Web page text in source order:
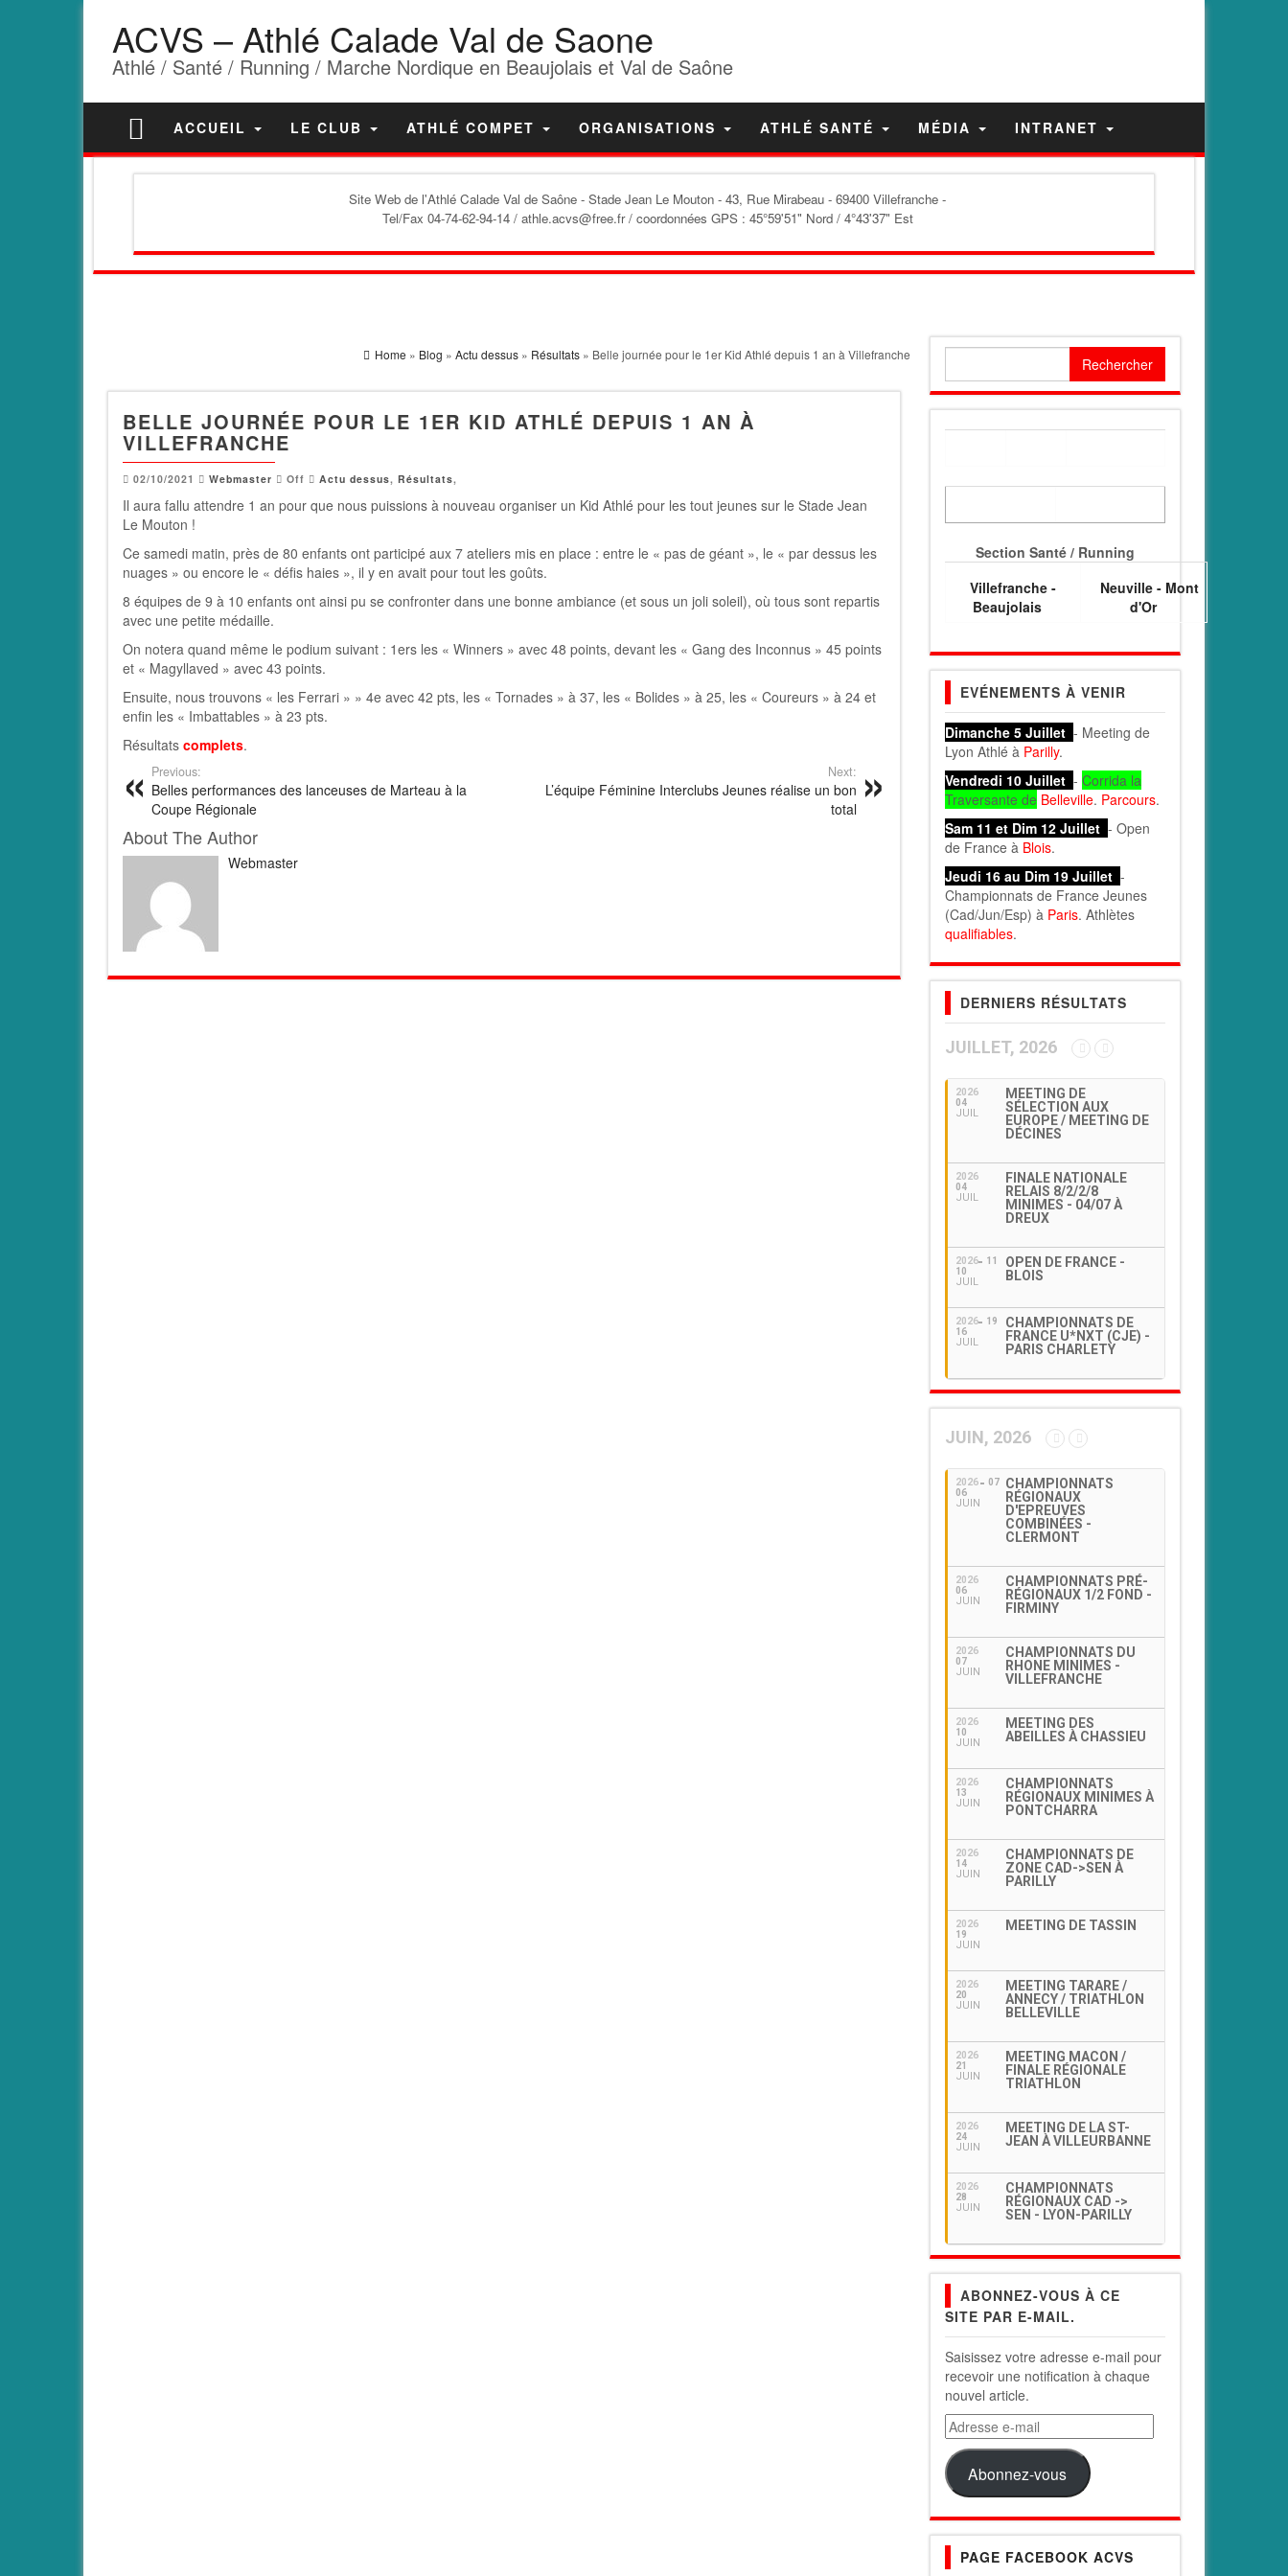
ACVS – Athlé Calade Val de Saone
Athlé / Santé / Running / Marche Nordique en Beaujolais et Val de Saône
ACCUEIL LE CLUB ATHLÉ COMPET ORGANISATIONS ATHLÉ SANTÉ MÉDIA INTRANET
Site Web de l'Athlé Calade Val de Saône - Stade Jean Le Mouton - 43, Rue Mirabeau - 69400 Villefranche -
Tel/Fax 04-74-62-94-14 / athle.acvs@free.fr / coordonnées GPS : 45°59'51" Nord / 4°43'37" Est
Home » Blog » Actu dessus» Résultats» Belle journée pour le 1er Kid Athlé depuis 1 an à Villefranche
BELLE JOURNÉE POUR LE 1ER KID ATHLÉ DEPUIS 1 AN À
VILLEFRANCHE
02/10/2021 Webmaster Off Actu dessus, Résultats,
Il aura fallu attendre 1 an pour que nous puissions à nouveau organiser un Kid Athlé pour les tout jeunes sur le Stade Jean
Le Mouton !
Ce samedi matin, près de 80 enfants ont participé aux 7 ateliers mis en place : entre le « pas de géant », le « par dessus les
nuages » ou encore le « défis haies », il y en avait pour tout les goûts.
8 équipes de 9 à 10 enfants ont ainsi pu se confronter dans une bonne ambiance (et sous un joli soleil), où tous sont repartis
avec une petite médaille.
On notera quand même le podium suivant : 1ers les « Winners » avec 48 points, devant les « Gang des Inconnus » 45 points
et « Magyllaved » avec 43 points.
Ensuite, nous trouvons « les Ferrari » » 4e avec 42 pts, les « Tornades » à 37, les « Bolides » à 25, les « Coureurs » à 24 et
enfin les « Imbattables » à 23 pts.
Résultats complets.
Previous:
Belles performances des lanceuses de Marteau à la
Coupe Régionale
Next:
L’équipe Féminine Interclubs Jeunes réalise un bon
total
About The Author
Webmaster
Section Santé / Running
Villefranche -
Beaujolais
Neuville - Mont
d'Or
EVÉNEMENTS À VENIR
Dimanche 5 Juillet - Meeting de
Lyon Athlé à Parilly.
Vendredi 10 Juillet - Corrida la
Traversante de Belleville. Parcours.
Sam 11 et Dim 12 Juillet - Open
de France à Blois.
Jeudi 16 au Dim 19 Juillet -
Championnats de France Jeunes
(Cad/Jun/Esp) à Paris. Athlètes
qualifiables.
DERNIERS RÉSULTATS
JUILLET, 2026
2026
04
JUIL
MEETING DE
SÉLECTION AUX
EUROPE / MEETING DE
DÉCINES
2026
04
JUIL
FINALE NATIONALE
RELAIS 8/2/2/8
MINIMES - 04/07 À
DREUX
2026
10
JUIL
11
OPEN DE FRANCE -
BLOIS
2026
16
JUIL
19
CHAMPIONNATS DE
FRANCE U*NXT (CJE) -
PARIS CHARLETY
JUIN, 2026
2026
06
JUIN
07
CHAMPIONNATS
RÉGIONAUX
D'EPREUVES
COMBINÉES -
CLERMONT
2026
06
JUIN
CHAMPIONNATS PRÉ-
RÉGIONAUX 1/2 FOND -
FIRMINY
2026
07
JUIN
CHAMPIONNATS DU
RHONE MINIMES -
VILLEFRANCHE
2026
10
JUIN
MEETING DES
ABEILLES À CHASSIEU
2026
13
JUIN
CHAMPIONNATS
RÉGIONAUX MINIMES À
PONTCHARRA
2026
14
JUIN
CHAMPIONNATS DE
ZONE CAD->SEN À
PARILLY
2026
19
JUIN
MEETING DE TASSIN
2026
20
JUIN
MEETING TARARE /
ANNECY / TRIATHLON
BELLEVILLE
2026
21
JUIN
MEETING MACON /
FINALE RÉGIONALE
TRIATHLON
2026
24
JUIN
MEETING DE LA ST-
JEAN À VILLEURBANNE
2026
28
JUIN
CHAMPIONNATS
RÉGIONAUX CAD ->
SEN - LYON-PARILLY
ABONNEZ-VOUS À CE
SITE PAR E-MAIL.
Saisissez votre adresse e-mail pour
recevoir une notification à chaque
nouvel article.
Adresse
e-
mail
Abonnez-vous
PAGE FACEBOOK ACVS